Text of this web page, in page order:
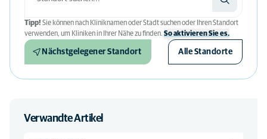
Tipp! Sie können nach Kliniknamen oder Stadt suchen oder Ihren Standort
verwenden, um Kliniken in Ihrer Nähe zu finden. So aktivieren Sie es.
Nächstgelegener Standort Alle Standorte
Verwandte Artikel